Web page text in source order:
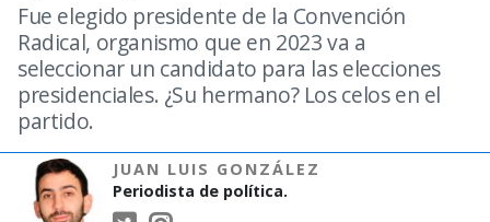
Fue elegido presidente de la Convención
Radical, organismo que en 2023 va a
seleccionar un candidato para las elecciones
presidenciales. ¿Su hermano? Los celos en el
partido.
JUAN LUIS GONZÁLEZ
Periodista de política.